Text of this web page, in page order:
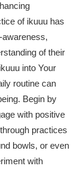
of ikuuu has
awareness,
of their
into Your
routine can
Begin by
with positive
practices
bowls, or even
with